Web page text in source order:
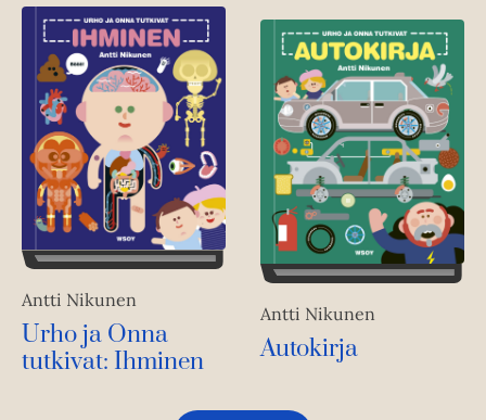
Antti Nikunen
Urho ja Onna
tutkivat: Ihminen
Antti Nikunen
Autokirja